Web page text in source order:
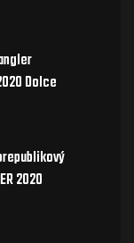
Dolce
2020